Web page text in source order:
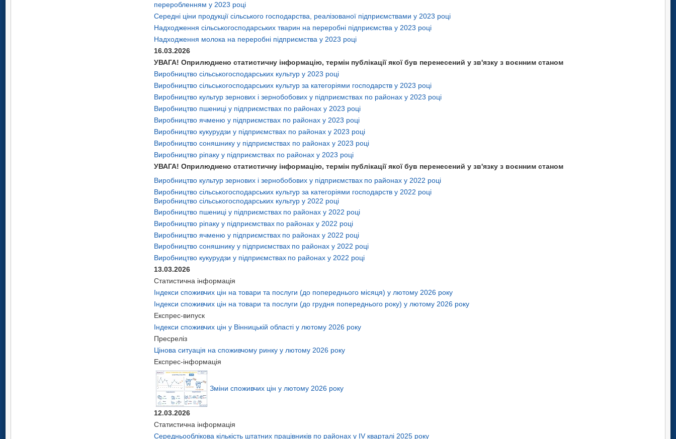
переробленням у 2023 році
Середні ціни продукції сільського господарства, реалізованої підприємствами у 2023 році
Надходження сільськогосподарських тварин на переробні підприємства у 2023 році
Надходження молока на переробні підприємства у 2023 році
16.03.2026
УВАГА! Оприлюднено статистичну інформацію, термін публікації якої був перенесений у зв'язку з воєнним станом
Виробництво сільськогосподарських культур у 2023 році
Виробництво сільськогосподарських культур за категоріями господарств у 2023 році
Виробництво культур зернових і зернобобових у підприємствах по районах у 2023 році
Виробництво пшениці у підприємствах по районах у 2023 році
Виробництво ячменю у підприємствах по районах у 2023 році
Виробництво кукурудзи у підприємствах по районах у 2023 році
Виробництво соняшнику у підприємствах по районах у 2023 році
Виробництво ріпаку у підприємствах по районах у 2023 році
УВАГА! Оприлюднено статистичну інформацію, термін публікації якої був перенесений у зв'язку з воєнним станом
Виробництво культур зернових і зернобобових у підприємствах по районах у 2022 році
Виробництво сільськогосподарських культур за категоріями господарств у 2022 році
Виробництво сільськогосподарських культур у 2022 році
Виробництво пшениці у підприємствах по районах у 2022 році
Виробництво ріпаку у підприємствах по районах у 2022 році
Виробництво ячменю у підприємствах по районах у 2022 році
Виробництво соняшнику у підприємствах по районах у 2022 році
Виробництво кукурудзи у підприємствах по районах у 2022 році
13.03.2026
Статистична інформація
Індекси споживчих цін на товари та послуги (до попереднього місяця) у лютому 2026 року
Індекси споживчих цін на товари та послуги (до грудня попереднього року) у лютому 2026 року
Експрес-випуск
Індекси споживчих цін у Вінницькій області у лютому 2026 року
Пресреліз
Цінова ситуація на споживчому ринку у лютому 2026 року
Експрес-інформація
Зміни споживчих цін у лютому 2026 року
12.03.2026
Статистична інформація
Середньооблікова кількість штатних працівників по районах у IV кварталі 2025 року